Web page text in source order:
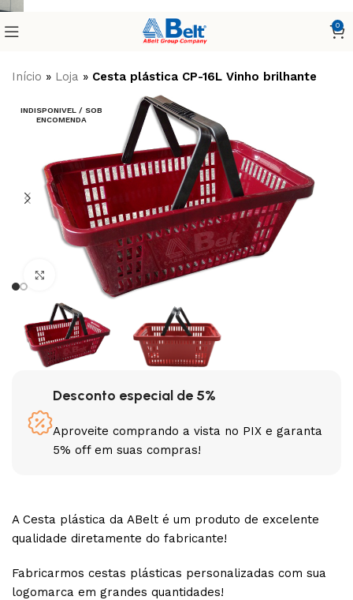
0
Início » Loja » Cesta plástica CP-16L Vinho brilhante
INDISPONIVEL / SOB
ENCOMENDA
Clique para ampliar
Desconto especial de 5%
Aproveite comprando a vista no PIX e garanta
5% off em suas compras!
A Cesta plástica da ABelt é um produto de excelente
qualidade diretamente do fabricante!
Fabricarmos cestas plásticas personalizadas com sua
logomarca em grandes quantidades!